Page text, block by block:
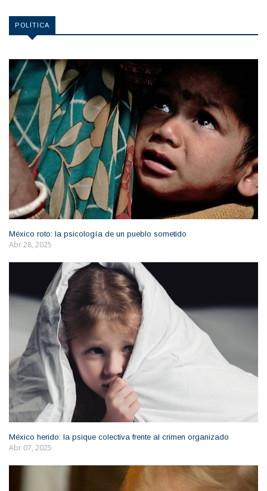
POLÍTICA
México roto: la psicología de un pueblo sometido
Abr 28, 2025
México herido: la psique colectiva frente al crimen organizado
Abr 07, 2025